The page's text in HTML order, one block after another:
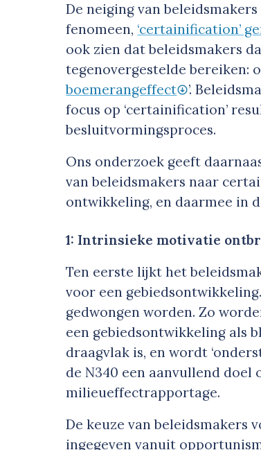
De neiging van
fenomeen, ‘certainification’
ook zien dat beleidsmakers
tegenovergestelde bereiken:
boemerang­effect
’.
focus op ‘certainification’
besluitvormings­proces.
Ons onderzoek geeft
van beleidsmakers naar
ontwikkeling, en daarmee in
1: Intrinsieke motivatie
Ten eerste lijkt het
voor een
gedwongen worden. Zo
een gebiedsontwikkeling als
draagvlak is, en wordt
de N340 een aanvullend doel
milieueffectrapportage.
De keuze van beleidsmakers
ingegeven vanuit